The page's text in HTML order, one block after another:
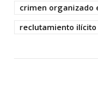
crimen organizado
reclutamiento